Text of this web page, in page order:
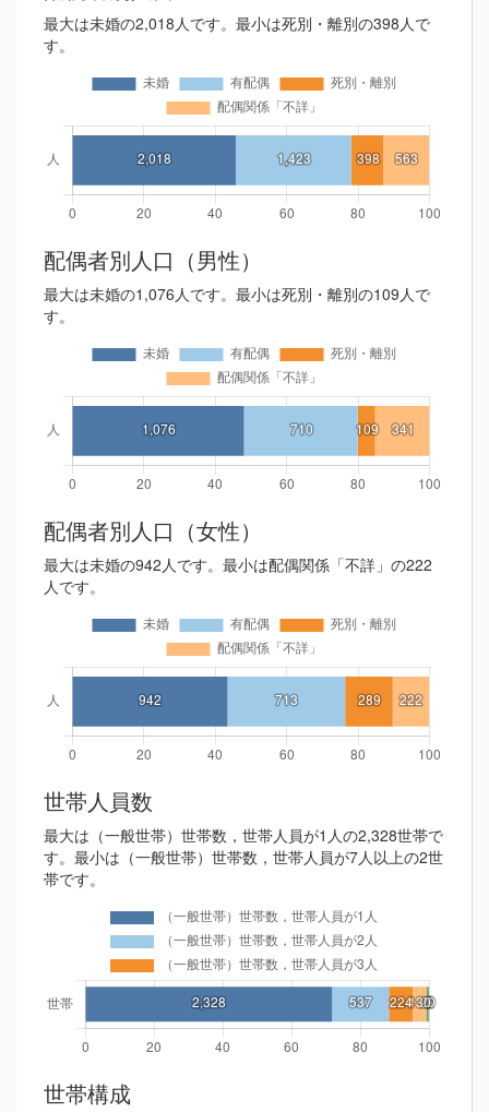
最大は未婚の2,018人です。最小は死別・離別の398人で
す。
配偶者別人口（男性）
最大は未婚の1,076人です。最小は死別・離別の109人で
す。
配偶者別人口（女性）
最大は未婚の942人です。最小は配偶関係「不詳」の222
人です。
世帯人員数
最大は（一般世帯）世帯数，世帯人員が1人の2,328世帯で
す。最小は（一般世帯）世帯数，世帯人員が7人以上の2世
帯です。
世帯構成